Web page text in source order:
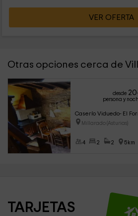
VER OFERTA
Otras opciones cerca de
desde 20
persona y
Caserío Viduedo- El
Millarado (Asturias)
4 2 2 5km
TARJETAS